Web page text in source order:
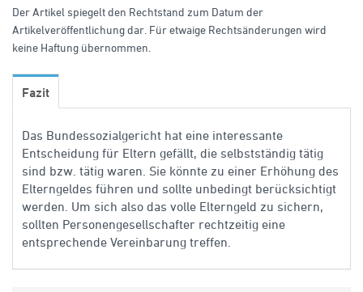
Der Artikel spiegelt den Rechtstand zum Datum der
Artikelveröffentlichung dar. Für etwaige Rechtsänderungen wird
keine Haftung übernommen.
Fazit
Das Bundessozialgericht hat eine interessante
Entscheidung für Eltern gefällt, die selbstständig tätig
sind bzw. tätig waren. Sie könnte zu einer Erhöhung des
Elterngeldes führen und sollte unbedingt berücksichtigt
werden. Um sich also das volle Elterngeld zu sichern,
sollten Personengesellschafter rechtzeitig eine
entsprechende Vereinbarung treffen.